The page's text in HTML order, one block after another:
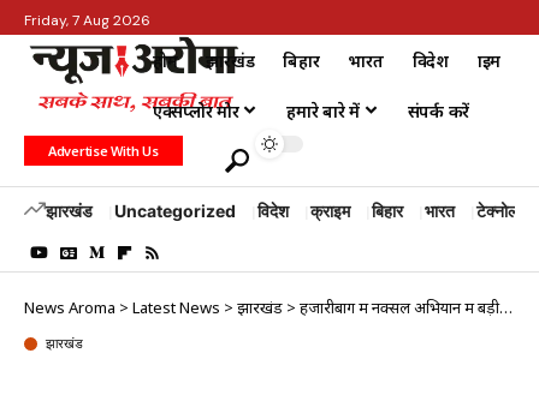
Friday, 7 Aug 2026
होम झारखंड बिहार भारत विदेश क्राइम
एक्सप्लोर मोर हमारे बारे में संपर्क करें
Advertise With Us
झारखंड Uncategorized विदेश क्राइम बिहार भारत टेक्नोलॉजी
News Aroma > Latest News > झारखंड > हजारीबाग में नक्सल अभियान में बड़ी सफलता! 1 करोड़ इनामी सहदेव सोरेन समेत 3 नक्सली ढेर
झारखंड